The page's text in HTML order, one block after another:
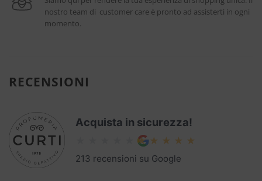
nostro team di customer care è pronto ad assisterti in ogni
momento.
RECENSIONI
Acquista in sicurezza!
213 recensioni su Google